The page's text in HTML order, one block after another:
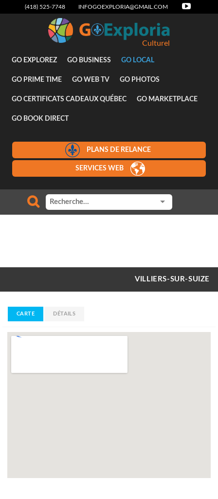
(418) 525-7748 INFOGOEXPLORIA@GMAIL.COM
Culturel
GO EXPLOREZ GO BUSINESS GO LOCAL
GO PRIME TIME GO WEB TV GO PHOTOS
GO CERTIFICATS CADEAUX QUÉBEC GO MARKETPLACE
GO BOOK DIRECT
PLANS DE RELANCE
SERVICES WEB
VILLIERS-SUR-SUIZE
CARTE DÉTAILS